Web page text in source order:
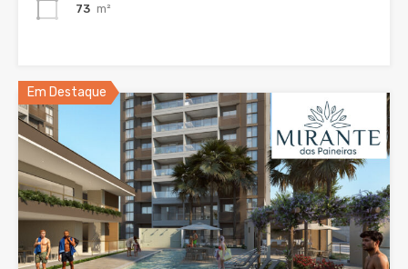
73 m²
Em Destaque